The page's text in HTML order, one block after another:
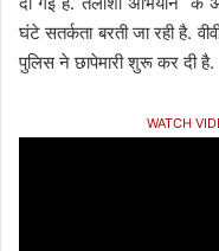
घंटे सतर्कता बरती जा रही है.
पुलिस ने छापेमारी शुरू कर दी है.
WATCH